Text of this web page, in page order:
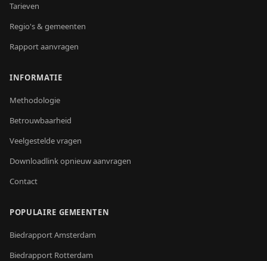
Tarieven
Regio's & gemeenten
Rapport aanvragen
INFORMATIE
Methodologie
Betrouwbaarheid
Veelgestelde vragen
Downloadlink opnieuw aanvragen
Contact
POPULAIRE GEMEENTEN
BiedrapportAmsterdam
Biedrapport Rotterdam